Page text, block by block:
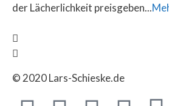
der Lächerlichkeit preisgeben...
© 2020 Lars-Schieske.de